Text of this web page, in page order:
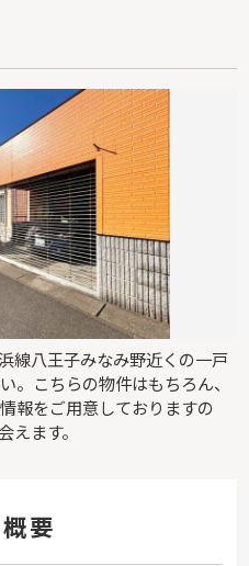
線八王子みなみ野近くの一戸
。こちらの物件はもちろん、
報をご用意しておりますの
えます。
要